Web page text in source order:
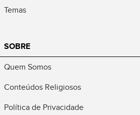
Temas
SOBRE
Quem Somos
Conteúdos Religiosos
Política de Privacidade